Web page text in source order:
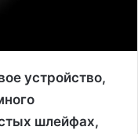
устройство,
шлейфах,